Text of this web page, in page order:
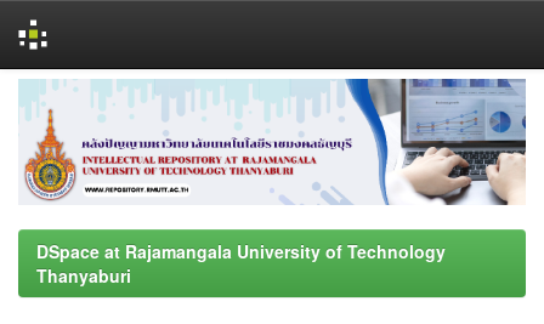
navigation
DSpace at Rajamangala University of Technology
Thanyaburi